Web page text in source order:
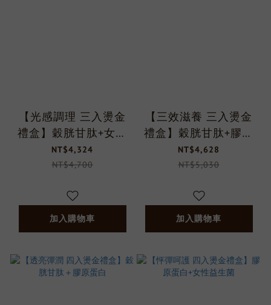
【光感調理 三入燙金
禮盒】穀胱甘肽+女性
益生菌+女性維他命
NT$4,324
NT$4,700
加入購物車
【三效滋養 三入燙金
禮盒】穀胱甘肽+膠原
蛋白+女性益生菌
NT$4,628
NT$5,030
加入購物車